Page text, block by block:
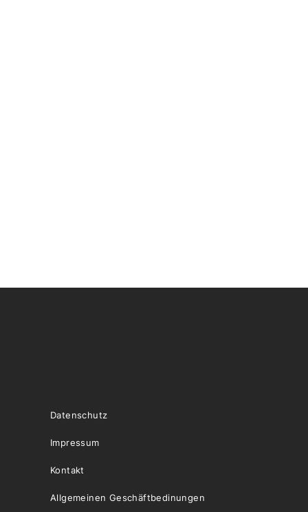
Datenschutz
Impressum
Kontakt
Allgemeinen Geschäftbedinungen